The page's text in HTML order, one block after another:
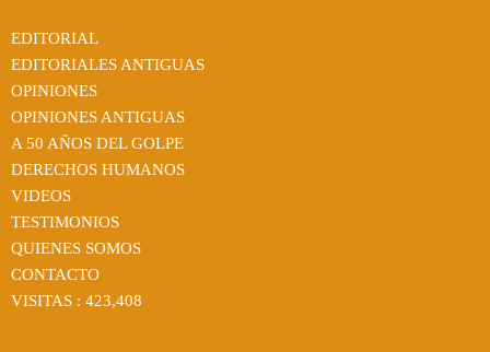
EDITORIAL
EDITORIALES ANTIGUAS
OPINIONES
OPINIONES ANTIGUAS
A 50 AÑOS DEL GOLPE
DERECHOS HUMANOS
VIDEOS
TESTIMONIOS
QUIENES SOMOS
CONTACTO
VISITAS : 423,408